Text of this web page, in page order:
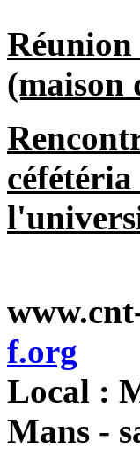
(maison
f.org
Local :
Mans -